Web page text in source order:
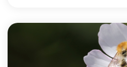
た方、病院に行く前に念のため自
う方はぜひご覧ください。